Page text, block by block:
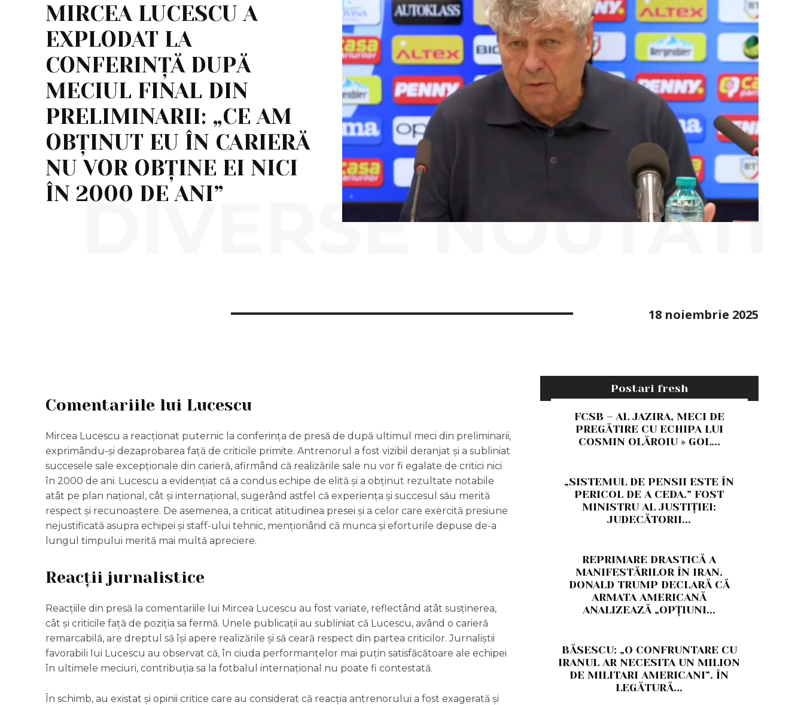
MIRCEA LUCESCU A
EXPLODAT LA
CONFERINȚĂ DUPĂ
MECIUL FINAL DIN
PRELIMINARII: „CE AM
OBȚINUT EU ÎN CARIERĂ
NU VOR OBȚINE EI NICI
ÎN 2000 DE ANI”
DIVERSE NOUTATI
18 noiembrie 2025
Comentariile lui Lucescu
Mircea Lucescu a reacționat puternic la conferința de presă de după ultimul meci din preliminarii,
exprimându-și dezaprobarea față de criticile primite. Antrenorul a fost vizibil deranjat și a subliniat
succesele sale excepționale din carieră, afirmând că realizările sale nu vor fi egalate de critici nici
în 2000 de ani. Lucescu a evidențiat că a condus echipe de elită și a obținut rezultate notabile
atât pe plan național, cât și internațional, sugerând astfel că experiența și succesul său merită
respect și recunoaștere. De asemenea, a criticat atitudinea presei și a celor care exercită presiune
nejustificată asupra echipei și staff-ului tehnic, menționând că munca și eforturile depuse de-a
lungul timpului merită mai multă apreciere.
Reacții jurnalistice
Reacțiile din presă la comentariile lui Mircea Lucescu au fost variate, reflectând atât susținerea,
cât și criticile față de poziția sa fermă. Unele publicații au subliniat că Lucescu, având o carieră
remarcabilă, are dreptul să își apere realizările și să ceară respect din partea criticilor. Jurnaliștii
favorabili lui Lucescu au observat că, în ciuda performanțelor mai puțin satisfăcătoare ale echipei
în ultimele meciuri, contribuția sa la fotbalul internațional nu poate fi contestată.
În schimb, au existat și opinii critice care au considerat că reacția antrenorului a fost exagerată și
Postari fresh
FCSB – AL JAZIRA, MECI DE
PREGĂTIRE CU ECHIPA LUI
COSMIN OLĂROIU » GOL...
„SISTEMUL DE PENSII ESTE ÎN
PERICOL DE A CEDA.” FOST
MINISTRU AL JUSTIȚIEI:
JUDECĂTORII...
REPRIMARE DRASTICĂ A
MANIFESTĂRILOR ÎN IRAN.
DONALD TRUMP DECLARĂ CĂ
ARMATA AMERICANĂ
ANALIZEAZĂ „OPȚIUNI...
BĂSESCU: „O CONFRUNTARE CU
IRANUL AR NECESITA UN MILION
DE MILITARI AMERICANI”. ÎN
LEGĂTURĂ...